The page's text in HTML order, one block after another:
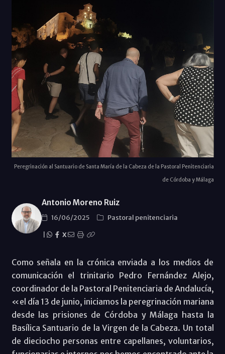
Peregrinación al Santuario de Santa María de la Cabeza de la Pastoral Penitenciaria
de Córdoba y Málaga
Antonio Moreno Ruiz
16/06/2025
Pastoral penitenciaria
X
Como señala en la crónica enviada a los medios de
comunicación el trinitario Pedro Fernández Alejo,
coordinador de la Pastoral Penitenciaria de Andalucía,
«el día 13 de junio, iniciamos la peregrinación mariana
desde las prisiones de Córdoba y Málaga hasta la
Basílica Santuario de la Virgen de la Cabeza. Un total
de dieciocho personas entre capellanes, voluntarios,